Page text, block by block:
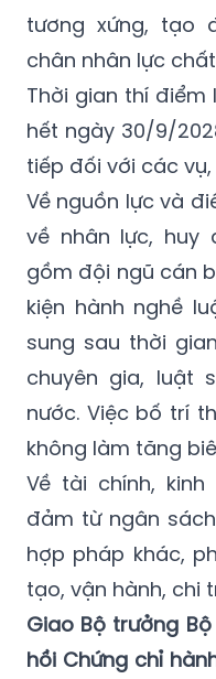
tương xứng, tạo
chân nhân lực
Thời gian thí điểm
hết ngày 30/9/
tiếp đối với các
Về nguồn lực và
về nhân lực, huy
gồm đội ngũ cán
kiện hành nghề
sung sau thời
chuyên gia, luật
nước. Việc bố trí
không làm tăng
Về tài chính,
đảm từ ngân
hợp pháp khác,
tạo, vận hành, chi
Giao Bộ trưởng
hồi Chứng chỉ